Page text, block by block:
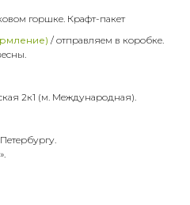
овом горшке. Крафт-пакет
/ отправляем в коробке.
2к1 (м. Международная).
».